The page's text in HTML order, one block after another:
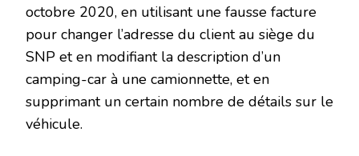
octobre 2020, en utilisant une fausse facture
pour changer l’adresse du client au siège du
SNP et en modifiant la description d’un
camping-car à une camionnette, et en
supprimant un certain nombre de détails sur le
véhicule.